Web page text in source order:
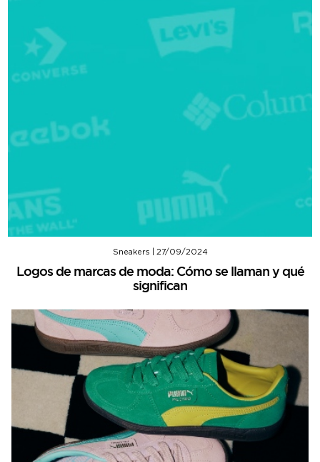
Sneakers 27/09/2024
Logos de marcas de moda: Cómo se llaman y qué
significan